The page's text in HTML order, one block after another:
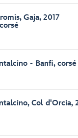
Gaja, 2017
- Banfi, corsé
Col d'Orcia,